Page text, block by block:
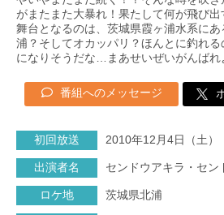
がまたまた大暴れ！果たして何が飛び出
舞台となるのは、茨城県霞ヶ浦水系に
浦？そしてオカッパリ？ほんとに釣れ
になりそうだな…まあせいぜいがんばれ
番組へのメッセージ
初回放送 2010年12月4日（土）
出演者名 センドウアキラ・セン
ロケ地 茨城県北浦